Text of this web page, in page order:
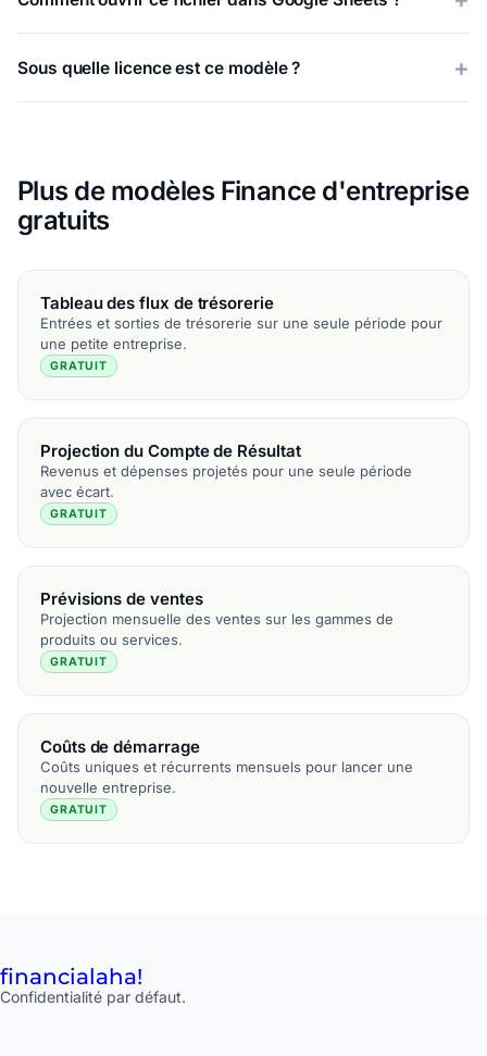
Sous quelle licence est ce modèle ?
Plus de modèles Finance d'entreprise
gratuits
Tableau des flux de trésorerie
Entrées et sorties de trésorerie sur une seule période pour
une petite entreprise.
GRATUIT
Projection du Compte de Résultat
Revenus et dépenses projetés pour une seule période
avec écart.
GRATUIT
Prévisions de ventes
Projection mensuelle des ventes sur les gammes de
produits ou services.
GRATUIT
Coûts de démarrage
Coûts uniques et récurrents mensuels pour lancer une
nouvelle entreprise.
GRATUIT
financialaha!
Confidentialité par défaut.